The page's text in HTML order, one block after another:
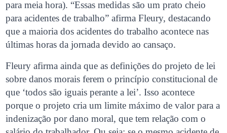
para meia hora). “Essas medidas são um prato cheio
para acidentes de trabalho” afirma Fleury, destacando
que a maioria dos acidentes do trabalho acontece nas
últimas horas da jornada devido ao cansaço.
Fleury afirma ainda que as definições do projeto de lei
sobre danos morais ferem o princípio constitucional de
que ‘todos são iguais perante a lei’. Isso acontece
porque o projeto cria um limite máximo de valor para a
indenização por dano moral, que tem relação com o